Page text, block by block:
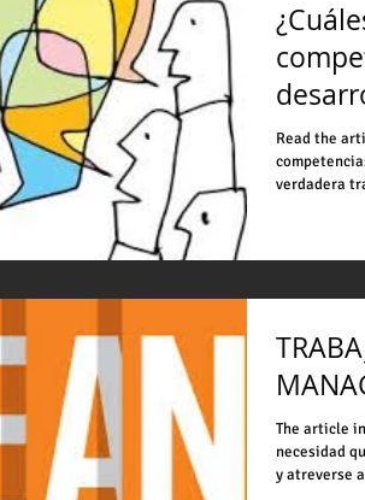
Read the
verdadera
The article
necesidad
y atreverse